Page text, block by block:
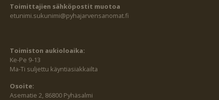
Toimittajien sähköpostit muotoa
etunimi.sukunimi@pyhajarvensanomat.fi
Toimiston aukioloaika:
Ke-Pe 9-13
Ma-Ti suljettu käyntiasiakkailta
Osoite:
Asematie 2, 86800 Pyhäsalmi